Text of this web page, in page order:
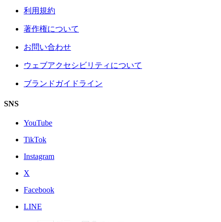
利用規約
著作権について
お問い合わせ
ウェブアクセシビリティについて
ブランドガイドライン
SNS
YouTube
TikTok
Instagram
X
Facebook
LINE